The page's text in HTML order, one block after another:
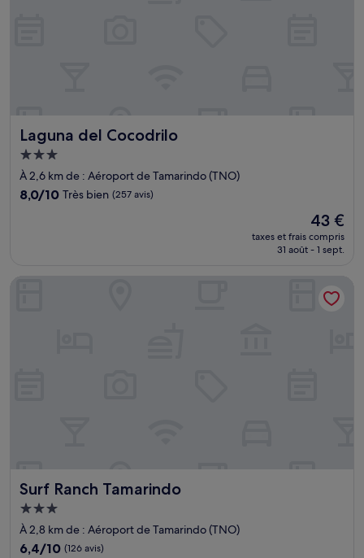
Laguna del Cocodrilo
Laguna del Cocodrilo
Hébergement
3.0 étoiles
À 2,6 km de : Aéroport de Tamarindo (TNO)
8.0
8,0/10 Très bien (257 avis)
Le
nouveau
prix
43 €
43 €
taxes et frais compris
31 août - 1 sept.
Surf Ranch Tamarindo
Surf Ranch Tamarindo
Hébergement
3.0 étoiles
À 2,8 km de : Aéroport de Tamarindo (TNO)
6.4
6,4/10 (126 avis)
Surf Ranch Tamarindo